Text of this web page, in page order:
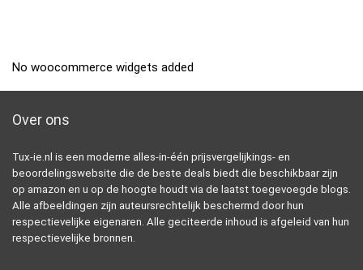
No woocommerce widgets added
Over ons
Tux-ie.nl is een moderne alles-in-één prijsvergelijkings- en
beoordelingswebsite die de beste deals biedt die beschikbaar zijn
op amazon en u op de hoogte houdt via de laatst toegevoegde blogs.
Alle afbeeldingen zijn auteursrechtelijk beschermd door hun
respectievelijke eigenaren. Alle geciteerde inhoud is afgeleid van hun
respectievelijke bronnen.